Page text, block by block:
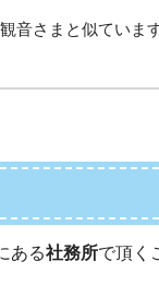
音さまと似ていま
ある社務所で頂く